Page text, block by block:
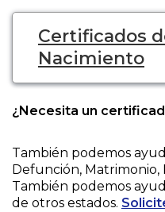
Certificados
Nacimiento
¿Necesita un
También podemos
Defunción, Matrimonio,
También podemos
de otros estados.